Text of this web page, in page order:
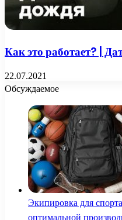
Как это работает? |
22.07.2021
Обсуждаемое
Экипировка для